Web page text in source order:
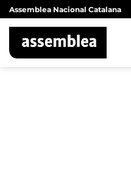
Skip
to
content
Assemblea Nacional Catalana